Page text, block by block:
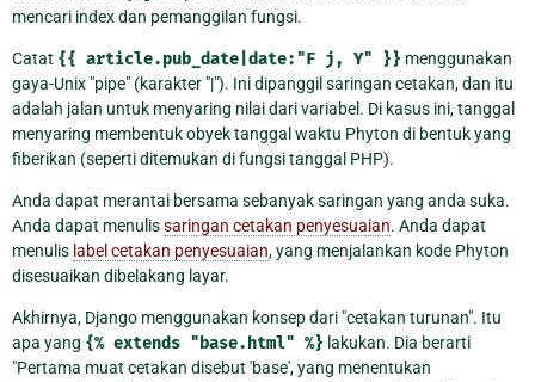
mencari index dan pemanggilan fungsi.
Catat {{ article.pub_date|date:"F j, Y" }} menggunakan
gaya-Unix "pipe" (karakter "|"). Ini dipanggil saringan cetakan, dan itu
adalah jalan untuk menyaring nilai dari variabel. Di kasus ini, tanggal
menyaring membentuk obyek tanggal waktu Phyton di bentuk yang
fiberikan (seperti ditemukan di fungsi tanggal PHP).
Anda dapat merantai bersama sebanyak saringan yang anda suka.
Anda dapat menulissaringan cetakan penyesuaian. Anda dapat
menulis label cetakan penyesuaian, yang menjalankan kode Phyton
disesuaikan dibelakang layar.
Akhirnya, Django menggunakan konsep dari "cetakan turunan". Itu
apa yang {% extends "base.html" %} lakukan. Dia berarti
"Pertama muat cetakan disebut 'base', yang menentukan